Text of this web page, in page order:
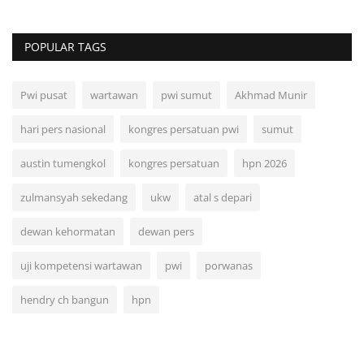
POPULAR TAGS
Pwi pusat wartawan pwi sumut Akhmad Munir
hari pers nasional kongres persatuan pwi sumut
austin tumengkol kongres persatuan hpn 2026
zulmansyah sekedang ukw atal s depari
dewan kehormatan dewan pers
uji kompetensi wartawan pwi porwanas
hendry ch bangun hpn